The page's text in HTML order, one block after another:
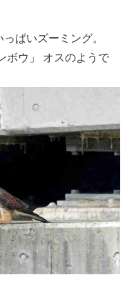
ぱいズーミング。
ボウ」 オスのようで